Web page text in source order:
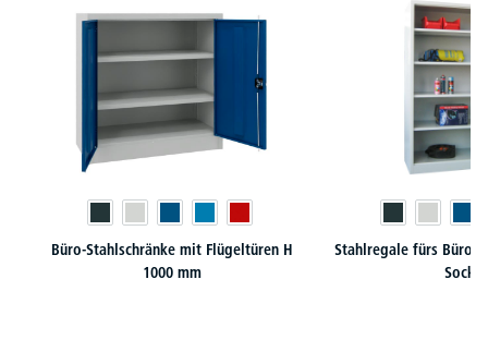
Büro-Stahlschränke mit Flügeltüren H
1000 mm
Stahlregale fürs Büro
Sockel